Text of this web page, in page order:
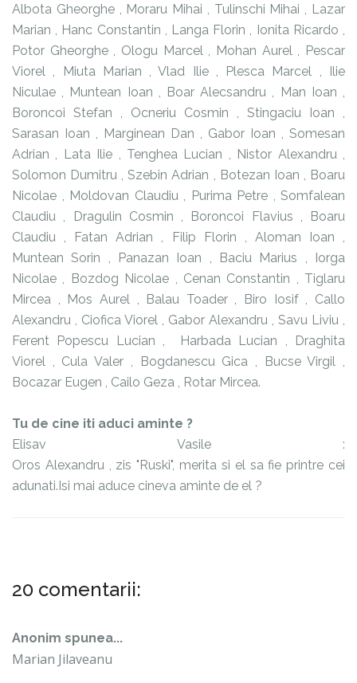
Albota Gheorghe , Moraru Mihai , Tulinschi Mihai , Lazar
Marian , Hanc Constantin , Langa Florin , Ionita Ricardo ,
Potor Gheorghe , Ologu Marcel , Mohan Aurel , Pescar
Viorel , Miuta Marian , Vlad Ilie , Plesca Marcel , Ilie
Niculae , Muntean Ioan , Boar Alecsandru , Man Ioan ,
Boroncoi Stefan , Ocneriu Cosmin , Stingaciu Ioan ,
Sarasan Ioan , Marginean Dan , Gabor Ioan , Somesan
Adrian , Lata Ilie , Tenghea Lucian , Nistor Alexandru ,
Solomon Dumitru , Szebin Adrian , Botezan Ioan , Boaru
Nicolae , Moldovan Claudiu , Purima Petre , Somfalean
Claudiu , Dragulin Cosmin , Boroncoi Flavius , Boaru
Claudiu , Fatan Adrian , Filip Florin , Aloman Ioan ,
Muntean Sorin , Panazan Ioan , Baciu Marius , Iorga
Nicolae , Bozdog Nicolae , Cenan Constantin , Tiglaru
Mircea , Mos Aurel , Balau Toader , Biro Iosif , Callo
Alexandru , Ciofica Viorel , Gabor Alexandru , Savu Liviu ,
Ferent Popescu Lucian , Harbada Lucian , Draghita
Viorel , Cula Valer , Bogdanescu Gica , Bucse Virgil ,
Bocazar Eugen , Cailo Geza , Rotar Mircea.
Tu de cine iti aduci aminte ?
Elisav Vasile :
Oros Alexandru , zis "Ruski", merita si el sa fie printre cei
adunati.Isi mai aduce cineva aminte de el ?
20 comentarii:
Anonim spunea...
Marian Jilaveanu